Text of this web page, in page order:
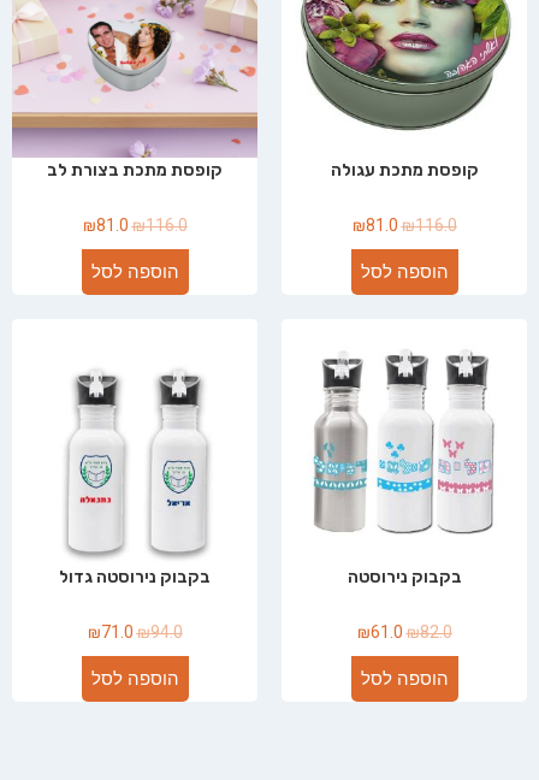
קופסת מתכת עגולה
₪116.0
₪81.0
הוספה לסל
קופסת מתכת בצורת לב
₪116.0
₪81.0
הוספה לסל
בקבוק נירוסטה
₪82.0
₪61.0
הוספה לסל
בקבוק נירוסטה גדול
₪94.0
₪71.0
הוספה לסל